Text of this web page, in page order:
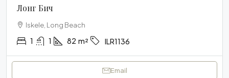
Лонг Бич
Iskele, Long Beach
1 1 82 m² ILR1136
Email